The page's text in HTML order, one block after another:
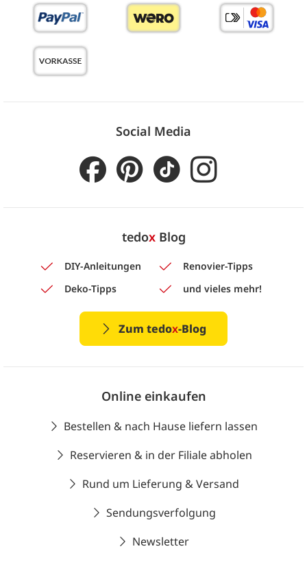
Social Media
tedoxBlog
DIY-Anleitungen
Renovier-Tipps
Deko-Tipps
und vieles mehr!
Zum tedox-Blog
Online einkaufen
Bestellen & nach Hause liefern lassen
Reservieren & in der Filiale abholen
Rund um Lieferung & Versand
Sendungsverfolgung
Newsletter